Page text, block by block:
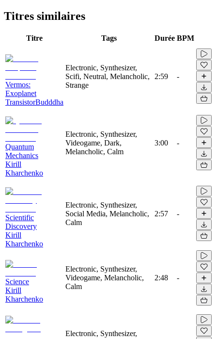
Titres similaires
Titre Tags Durée BPM
Vermos:
Exoplanet
TransistorBudddha
Electronic, Synthesizer,
Scifi, Neutral, Melancholic,
Strange
2:59 -
Quantum
Mechanics
Kirill
Kharchenko
Electronic, Synthesizer,
Videogame, Dark,
Melancholic, Calm
3:00 -
Scientific
Discovery
Kirill
Kharchenko
Electronic, Synthesizer,
Social Media, Melancholic,
Calm
2:57 -
Science
Kirill
Kharchenko
Electronic, Synthesizer,
Videogame, Melancholic,
Calm
2:48 -
Electronic, Synthesizer,